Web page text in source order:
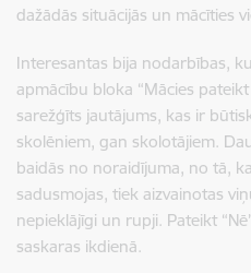
dažādās situācijās un mācīties
Interesantas bija nodarbības,
apmācību bloka “Mācies
sarežģīts jautājums, kas ir
skolēniem, gan skolotājiem.
baidās no noraidījuma, no tā,
sadusmojas, tiek aizvainotas
nepieklājīgi un rupji. Pateikt
saskaras ikdienā.